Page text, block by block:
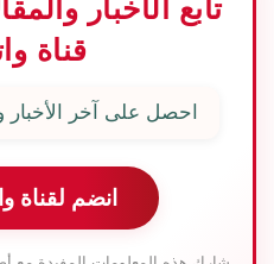
تابع الأخبار
قناة
احصل على آخر الأخبار
انضم لقناة